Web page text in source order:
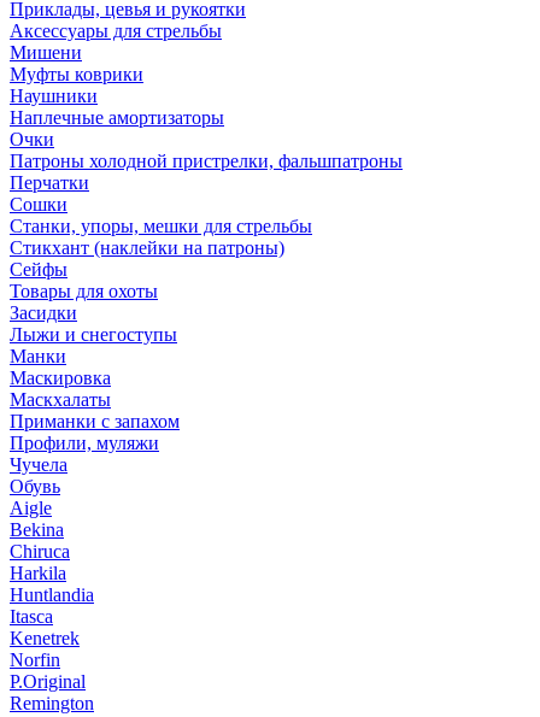
Приклады, цевья и рукоятки
Аксессуары для стрельбы
Мишени
Муфты коврики
Наушники
Наплечные амортизаторы
Очки
Патроны холодной пристрелки, фальшпатроны
Перчатки
Сошки
Станки, упоры, мешки для стрельбы
Стикхант (наклейки на патроны)
Сейфы
Товары для охоты
Засидки
Лыжи и снегоступы
Манки
Маскировка
Маскхалаты
Приманки с запахом
Профили, муляжи
Чучела
Обувь
Aigle
Bekina
Chiruсa
Harkila
Huntlandia
Itasca
Kenetrek
Norfin
P.Original
Remington